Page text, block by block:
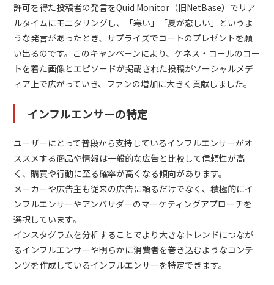
許可を得た投稿者の発言をQuid Monitor（旧NetBase）でリア
ルタイムにモニタリングし、「寒い」「夏が恋しい」というよ
うな発言があったとき、サプライズでコートのプレゼントを願
い出るのです。このキャンペーンにより、ケネス・コールのコー
トを着た画像とエピソードが掲載された投稿がソーシャルメデ
ィア上で広がっていき、ファンの増加に大きく貢献しました。
インフルエンサーの特定
ユーザーにとって普段から支持しているインフルエンサーがオ
ススメする商品や情報は一般的な広告と比較して信頼性が高
く、購買や行動に至る確率が高くなる傾向があります。
メーカーや広告主も従来の広告に頼るだけでなく、積極的にイ
ンフルエンサーやアンバサダーのマーケティングアプローチを
選択しています。
インスタグラムを分析することでより大きなトレンドにつなが
るインフルエンサーや明らかに消費者を巻き込むようなコンテ
ンツを作成しているインフルエンサーを特定できます。